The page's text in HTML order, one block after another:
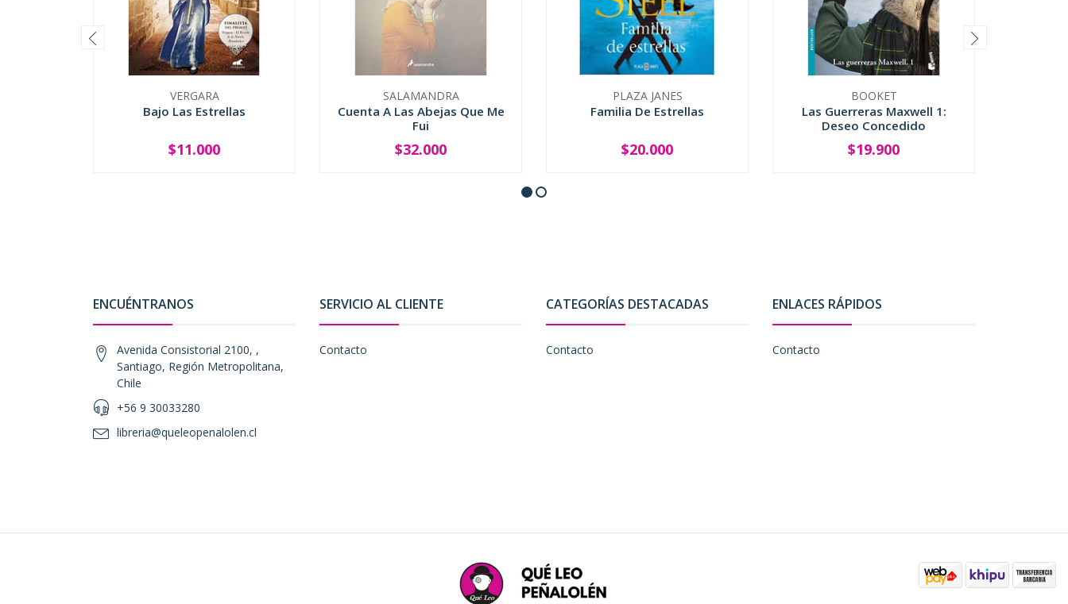
VERGARA
Bajo Las Estrellas
+
$11.000
SALAMANDRA
Cuenta A Las Abejas Que Me
Fui
SOLD OUT
$32.000
PLAZA JANES
Familia De Estrellas
+
$20.000
BOOKET
Las Guerreras Maxwell 1:
Deseo Concedido
+
$19.900
ENCUÉNTRANOS
Avenida Consistorial 2100, ,
Santiago, Región Metropolitana,
Chile
+56 9 30033280
libreria@queleopenalolen.cl
SERVICIO AL CLIENTE
Contacto
CATEGORÍAS DESTACADAS
Contacto
ENLACES RÁPIDOS
Contacto